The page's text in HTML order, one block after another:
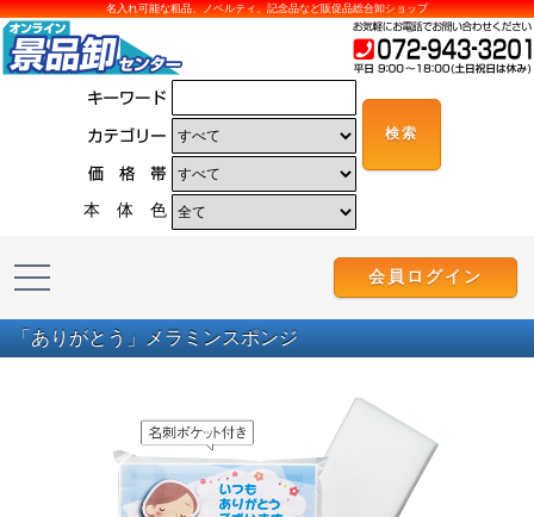
名入れ可能な粗品、ノベルティ、記念品など販促品総合卸ショップ
本 体 色
会員ログイン
「ありがとう」メラミンスポンジ